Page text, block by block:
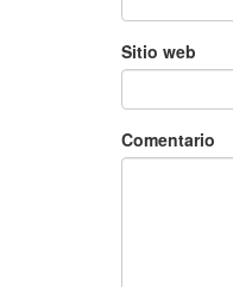
Sitio web
Comentario